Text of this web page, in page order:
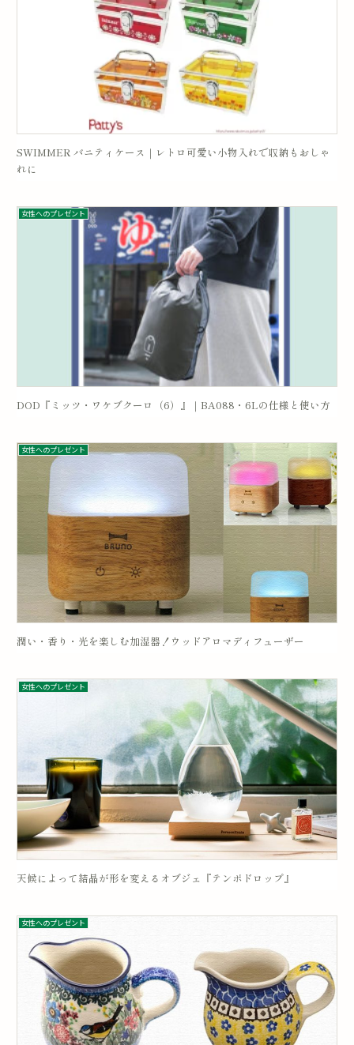
SWIMMER バニティケース｜レトロ可愛い小物入れで収納もおしゃ
れに
女性へのプレゼント
DOD『ミッツ・ワケブクーロ（6）』｜BA088・6Lの仕様と使い方
女性へのプレゼント
潤い・香り・光を楽しむ加湿器！ウッドアロマディフューザー
女性へのプレゼント
天候によって結晶が形を変えるオブジェ『テンポドロップ』
女性へのプレゼント